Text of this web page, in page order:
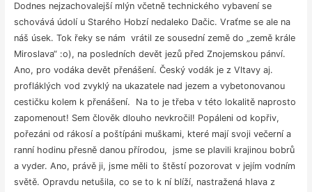
Dodnes nejzachovalejší mlýn včetně technického vybavení se
schovává údolí u Starého Hobzí nedaleko Dačic. Vraťme se ale na
náš úsek. Tok řeky se nám vrátil ze sousední země do „země krále
Miroslava“ :o), na posledních devět jezů před Znojemskou pánví.
Ano, pro vodáka devět přenášení. Český vodák je z Vltavy aj.
profláklých vod zvyklý na ukazatele nad jezem a vybetonovanou
cestičku kolem k přenášení. Na to je třeba v této lokalitě naprosto
zapomenout! Sem člověk dlouho nevkročil! Popáleni od kopřiv,
pořezáni od rákosí a poštípáni muškami, které mají svoji večerní a
ranní hodinu přesně danou přírodou, jsme se plavili krajinou bobrů
a vyder. Ano, právě ji, jsme měli to štěstí pozorovat v jejím vodním
světě. Opravdu netušila, co se to k ní blíží, nastražená hlava z